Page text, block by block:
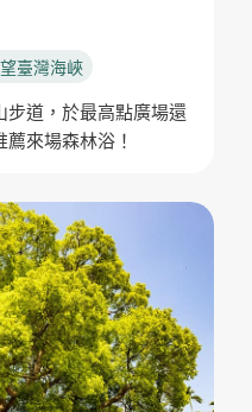
臺灣海峽
步道，於最高點廣場還
來場森林浴！